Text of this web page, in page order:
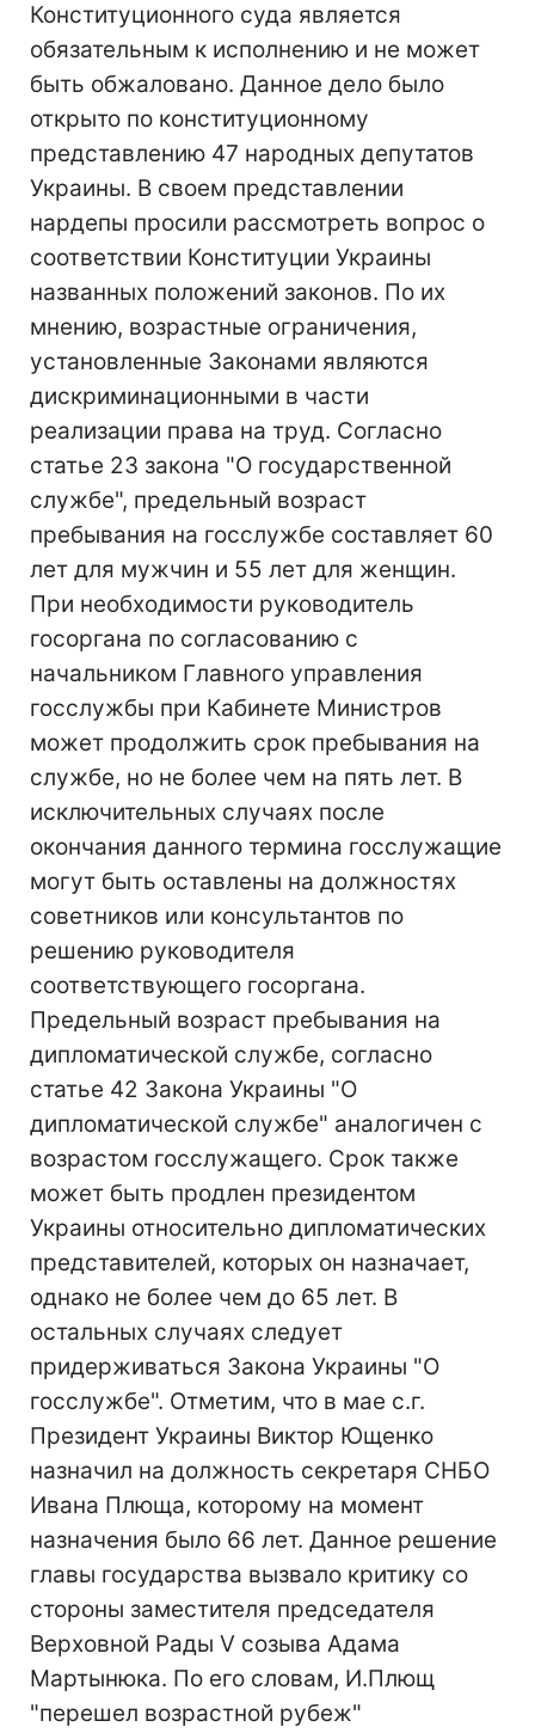
Конституционного суда является
обязательным к исполнению и не может
быть обжаловано. Данное дело было
открыто по конституционному
представлению 47 народных депутатов
Украины. В своем представлении
нардепы просили рассмотреть вопрос о
соответствии Конституции Украины
названных положений законов. По их
мнению, возрастные ограничения,
установленные Законами являются
дискриминационными в части
реализации права на труд. Согласно
статье 23 закона "О государственной
службе", предельный возраст
пребывания на госслужбе составляет 60
лет для мужчин и 55 лет для женщин.
При необходимости руководитель
госоргана по согласованию с
начальником Главного управления
госслужбы при Кабинете Министров
может продолжить срок пребывания на
службе, но не более чем на пять лет. В
исключительных случаях после
окончания данного термина госслужащие
могут быть оставлены на должностях
советников или консультантов по
решению руководителя
соответствующего госоргана.
Предельный возраст пребывания на
дипломатической службе, согласно
статье 42 Закона Украины "О
дипломатической службе" аналогичен с
возрастом госслужащего. Срок также
может быть продлен президентом
Украины относительно дипломатических
представителей, которых он назначает,
однако не более чем до 65 лет. В
остальных случаях следует
придерживаться Закона Украины "О
госслужбе". Отметим, что в мае с.г.
Президент Украины Виктор Ющенко
назначил на должность секретаря СНБО
Ивана Плюща, которому на момент
назначения было 66 лет. Данное решение
главы государства вызвало критику со
стороны заместителя председателя
Верховной Рады V созыва Адама
Мартынюка. По его словам, И.Плющ
"перешел возрастной рубеж"